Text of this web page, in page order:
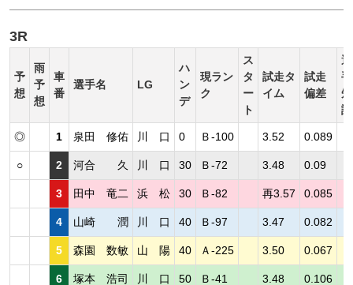
3R
予
想
雨
予
想
車
番
選手名 LG
ハ
ン
デ
現ラン
ク
ス
タ
ー
ト
試走タ
イム
試走
偏差
選
手
短
評
◎ 1 泉田 修佑 川 口 0 Ｂ-100 3.52 0.089
○ 2 河合 久 川 口 30 Ｂ-72 3.48 0.09
3 田中 竜二 浜 松 30 Ｂ-82 再3.57 0.085
4 山崎 潤 川 口 40 Ｂ-97 3.47 0.082
5 森園 数敏 山 陽 40 Ａ-225 3.50 0.067
6 塚本 浩司 川 口 50 Ｂ-41 3.48 0.106